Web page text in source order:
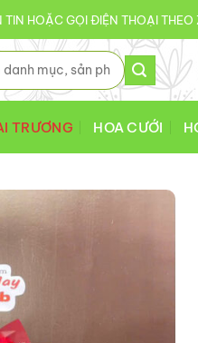
TIN HOẶC GỌI ĐIỆN THOẠI
TRƯƠNG HOA CƯỚI